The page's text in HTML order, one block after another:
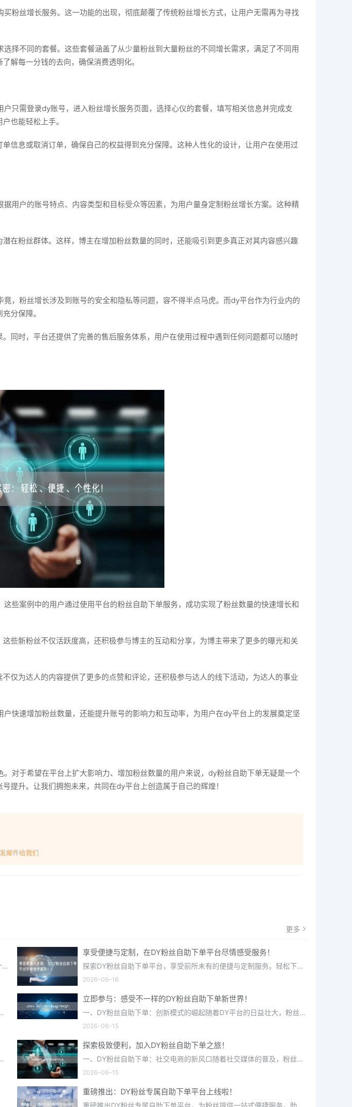
粉丝增长服务。这一功能的出现，彻底颠覆了传统粉丝增长方式，让用户无需再为寻找
择不同的套餐。这些套餐涵盖了从少量粉丝到大量粉丝的不同增长需求，满足了不同用
解每一分钱的去向，确保消费透明化。
只需登录dy账号，进入粉丝增长服务页面，选择心仪的套餐，填写相关信息并完成支
也能轻松上手。
信息或取消订单，确保自己的权益得到充分保障。这种人性化的设计，让用户在使用过
用户的账号特点、内容类型和目标受众等因素，为用户量身定制粉丝增长方案。这种精
在粉丝群体。这样，博主在增加粉丝数量的同时，还能吸引到更多真正对其内容感兴趣
，粉丝增长涉及到账号的安全和隐私等问题，容不得半点马虎。而dy平台作为行业内的
分保障。
同时，平台还提供了完善的售后服务体系，用户在使用过程中遇到任何问题都可以随时
些案例中的用户通过使用平台的粉丝自助下单服务，成功实现了粉丝数量的快速增长和
些新粉丝不仅活跃度高，还积极参与博主的互动和分享，为博主带来了更多的曝光和关
仅为达人的内容提供了更多的点赞和评论，还积极参与达人的线下活动，为达人的事业
快速增加粉丝数量，还能提升账号的影响力和互动率，为用户在dy平台上的发展奠定坚
对于希望在平台上扩大影响力、增加粉丝数量的用户来说，dy粉丝自助下单无疑是一个
提升。让我们拥抱未来，共同在dy平台上创造属于自己的辉煌！
邮件给我们
更多
尊贵身份，从这一刻开始成为DY平台的尊贵VIP，意味着您将拥有一个独特的身份标识，这不仅仅是一个简单...
享受便捷与定制，在DY粉丝自助下单平台尽情感受服务！
探索DY粉丝自助下单平台，享受前所未有的便捷与定制服务。轻松下单，快速提升粉丝数量，实现高效互动，让...
2026-06-16
作者往往面临选择有限、效果难以预测等...
立即参与：感受不一样的DY粉丝自助下单新世界！
一、DY粉丝自助下单：创新模式的崛起随着DY平台的日益壮大，粉丝经济逐渐成为推动内容创作的重要力量。...
2026-06-15
新功能，高效服务，让您的每一次下单都...
探索极致便利，加入DY粉丝自助下单之旅！
一、DY粉丝自助下单：社交电商的新风口随着社交媒体的普及，粉丝经济逐渐成为推动消费增长的重要力量。D...
2026-06-15
重磅推出：DY粉丝专属自助下单平台上线啦！